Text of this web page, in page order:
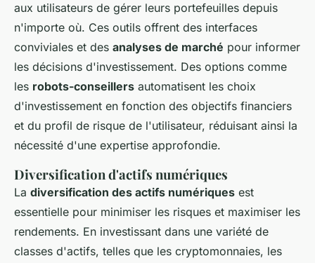
aux utilisateurs de gérer leurs portefeuilles depuis
n'importe où. Ces outils offrent des interfaces
conviviales et des analyses de marché pour informer
les décisions d'investissement. Des options comme
les robots-conseillers automatisent les choix
d'investissement en fonction des objectifs financiers
et du profil de risque de l'utilisateur, réduisant ainsi la
nécessité d'une expertise approfondie.
Diversification d'actifs numériques
La diversification des actifs numériques est
essentielle pour minimiser les risques et maximiser les
rendements. En investissant dans une variété de
classes d'actifs, telles que les cryptomonnaies, les